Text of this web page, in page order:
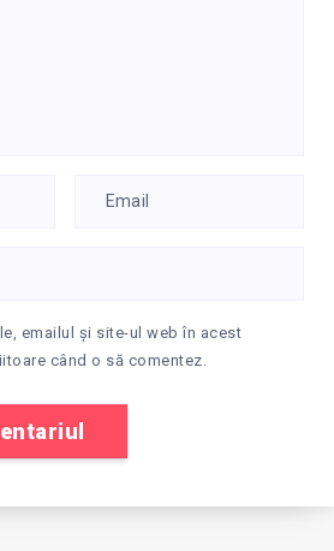
emailul și site-ul web în acest
când o să comentez.